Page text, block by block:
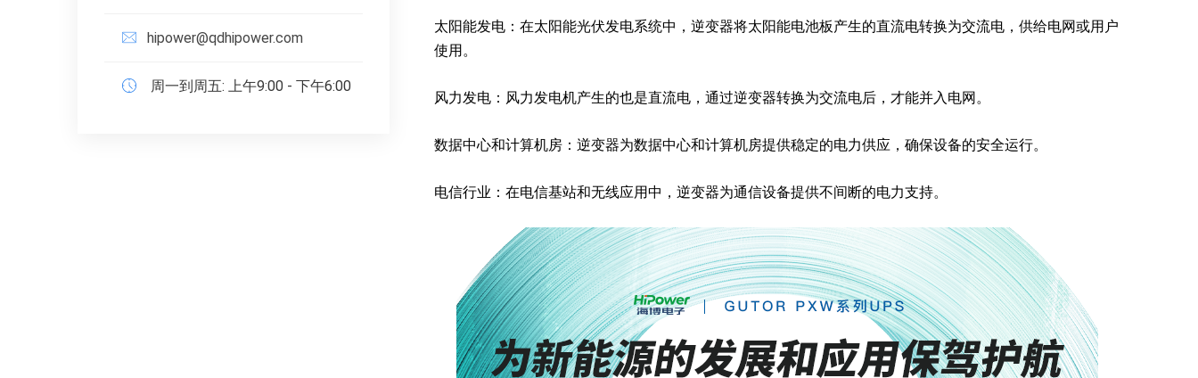
太阳能发电：在太阳能光伏发电系统中，逆变器将太阳能电池板产生的直流电转换为交流电，供给电网或用户
使用。
风力发电：风力发电机产生的也是直流电，通过逆变器转换为交流电后，才能并入电网。
数据中心和计算机房：逆变器为数据中心和计算机房提供稳定的电力供应，确保设备的安全运行。
电信行业：在电信基站和无线应用中，逆变器为通信设备提供不间断的电力支持。
hipower@qdhipower.com
周一到周五: 上午9:00 - 下午6:00